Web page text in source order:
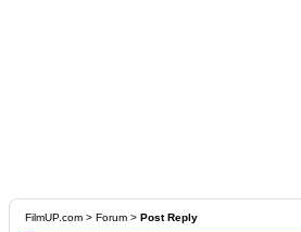
FilmUP.com > Forum > Post Reply